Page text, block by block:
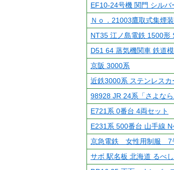
EF10-24号機 関門 シルバ
Ｎｏ．21003鷹取式集煙
NT35 江ノ島電鉄 1500形
D51 64 蒸気機関車 鉄道
京阪 3000系
近鉄3000系 ステンレスカ
98928 JR 24系「さよな
E721系 0番台 4両セット
E231系 500番台 山手線 N
京急電鉄 女性用制服 7
サボ 駅名板 北海道 るべ